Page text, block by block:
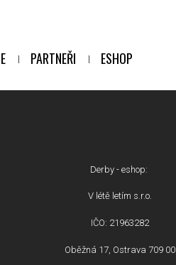
PARTNEŘI ESHOP
Derby - eshop:
V létě letím s.r.o.
IČO: 21963282
Oběžná 17, Ostrava 709 00